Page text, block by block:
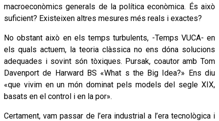
macroeconòmics generals de la política econòmica. És això
suficient? Existeixen altres mesures més reals i exactes?
No obstant això en els temps turbulents, -Temps VUCA- en
els quals actuem, la teoria clàssica no ens dóna solucions
adequades i sovint són tòxiques. Pursak, coautor amb Tom
Davenport de Harward BS «What s the Big Idea?» Ens diu
«que vivim en un món dominat pels models del segle XIX,
basats en el control i en la por».
Certament, vam passar de l’era industrial a l’era tecnològica i